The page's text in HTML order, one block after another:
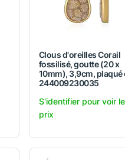
Clous d'oreilles Corail
fossilisé, goutte (20 x
10mm), 3,9cm, plaqué
244009230035
S'identifier pour voir
prix